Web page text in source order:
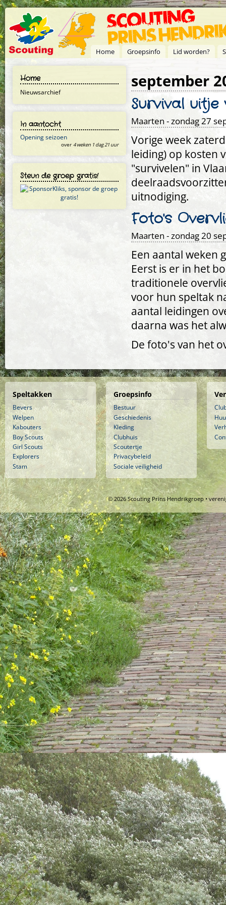
Overslaan en naar de inhoud gaan
Home Groepsinfo Lid worden?
Home
Nieuwsarchief
In aantocht
Opening seizoen
over 4 weken 1 dag 21 uur
Steun de groep gratis!
september
Survival
Maarten - zondag 27
Vorige week
leiding) op kosten
"survivelen" in
uitnodiging.
Foto's
Maarten - zondag 20
Een aantal weken
Eerst is er in het
traditionele
voor hun speltak
aantal leidingen
daarna was het
De foto's van het
Speltakken
Bevers
Welpen
Kabouters
Boy Scouts
Girl Scouts
Explorers
Stam
Groepsinfo
Bestuur
Geschiedenis
Kleding
Clubhuis
Scoutertje
Privacybeleid
Sociale veiligheid
© 2026 Scouting Prins Hendrikgroep •